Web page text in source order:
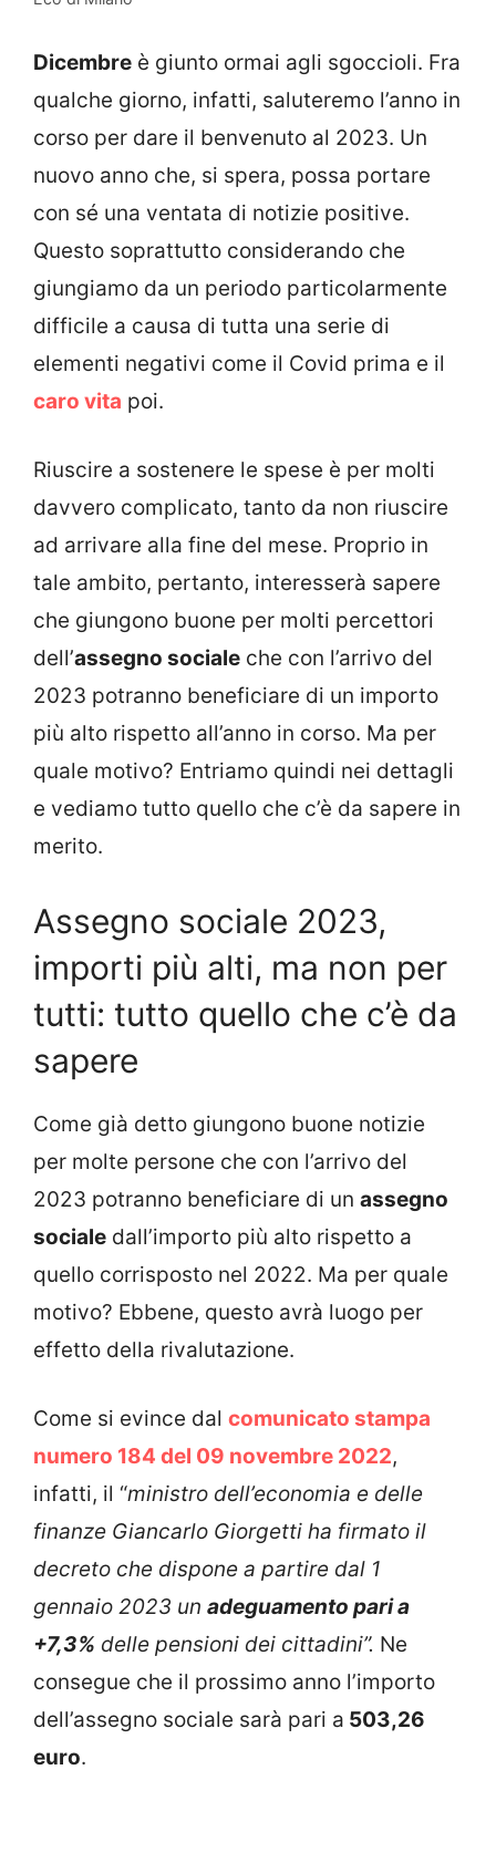
Dicembre è giunto ormai agli sgoccioli. Fra
qualche giorno, infatti, saluteremo l’anno in
corso per dare il benvenuto al 2023. Un
nuovo anno che, si spera, possa portare
con sé una ventata di notizie positive.
Questo soprattutto considerando che
giungiamo da un periodo particolarmente
difficile a causa di tutta una serie di
elementi negativi come il Covid prima e il
caro vita poi.
Riuscire a sostenere le spese è per molti
davvero complicato, tanto da non riuscire
ad arrivare alla fine del mese. Proprio in
tale ambito, pertanto, interesserà sapere
che giungono buone per molti percettori
dell’assegno sociale che con l’arrivo del
2023 potranno beneficiare di un importo
più alto rispetto all’anno in corso. Ma per
quale motivo? Entriamo quindi nei dettagli
e vediamo tutto quello che c’è da sapere in
merito.
Assegno sociale 2023,
importi più alti, ma non per
tutti: tutto quello che c’è da
sapere
Come già detto giungono buone notizie
per molte persone che con l’arrivo del
2023 potranno beneficiare di un assegno
sociale dall’importo più alto rispetto a
quello corrisposto nel 2022. Ma per quale
motivo? Ebbene, questo avrà luogo per
effetto della rivalutazione.
Come si evince dal comunicato stampa
numero 184 del 09 novembre 2022,
infatti, il “ministro dell’economia e delle
finanze Giancarlo Giorgetti ha firmato il
decreto che dispone a partire dal 1
gennaio 2023 un adeguamento pari a
+7,3% delle pensioni dei cittadini”. Ne
consegue che il prossimo anno l’importo
dell’assegno sociale sarà pari a 503,26
euro.